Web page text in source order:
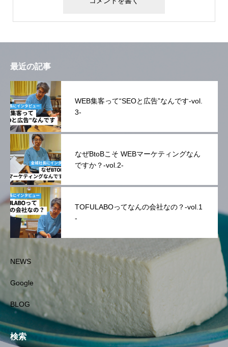
最近の記事
WEB集客って“SEOと広告”なんです-vol.
3-
なぜBtoBこそ WEBマーケティングなん
ですか？-vol.2-
TOFULABOってなんの会社なの？-vol.1
-
NEWS
Google
BLOG
検索